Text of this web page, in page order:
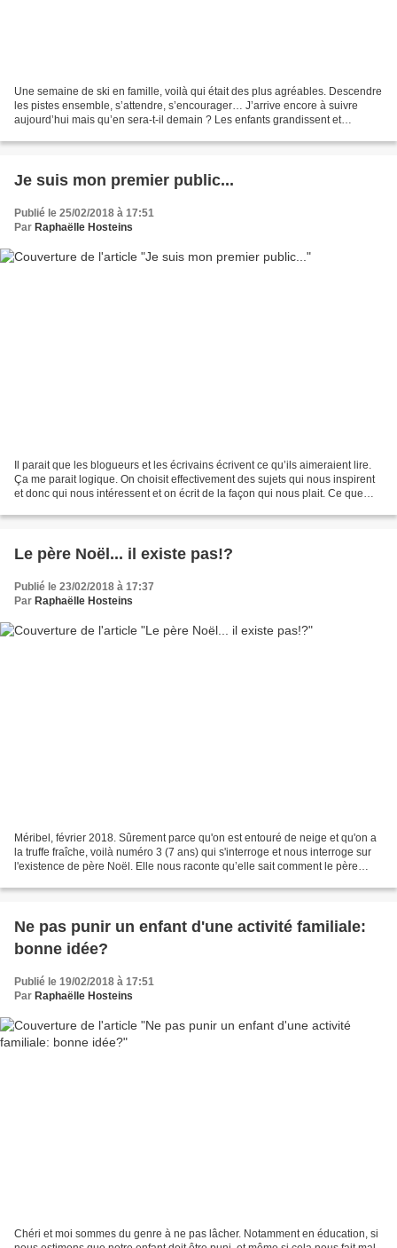
Une semaine de ski en famille, voilà qui était des plus agréables. Descendre
les pistes ensemble, s’attendre, s’encourager… J’arrive encore à suivre
aujourd’hui mais qu’en sera-t-il demain ? Les enfants grandissent et
Je suis mon premier public...
Publié le 25/02/2018 à 17:51
Par Raphaëlle Hosteins
Il parait que les blogueurs et les écrivains écrivent ce qu’ils aimeraient lire.
Ça me parait logique. On choisit effectivement des sujets qui nous inspirent
et donc qui nous intéressent et on écrit de la façon qui nous plait. Ce que
Le père Noël... il existe pas!?
Publié le 23/02/2018 à 17:37
Par Raphaëlle Hosteins
Méribel, février 2018. Sûrement parce qu'on est entouré de neige et qu'on a
la truffe fraîche, voilà numéro 3 (7 ans) qui s'interroge et nous interroge sur
l'existence de père Noël. Elle nous raconte qu’elle sait comment le père
Ne pas punir un enfant d'une activité familiale:
bonne idée?
Publié le 19/02/2018 à 17:51
Par Raphaëlle Hosteins
Chéri et moi sommes du genre à ne pas lâcher. Notamment en éducation, si